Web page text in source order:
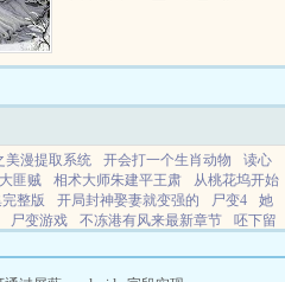
要，重要...
美漫提取系统 开会打一个生肖动物
读心
大匪贼 相术大师朱建平王肃
从桃花坞开始
整版 开局封神娶妻就变强的 尸变4
她
尸变游戏 不冻港有风来最新章节
呸下留
雪公主和七个小矮人
娱乐从桃花坞再次遇